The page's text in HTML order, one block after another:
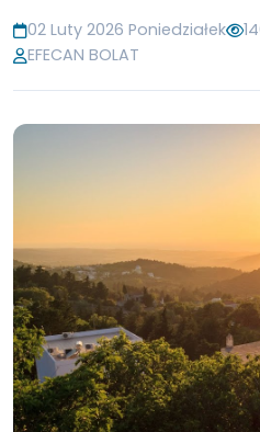
02 Luty 2026 Poniedziałek
EFECAN BOLAT